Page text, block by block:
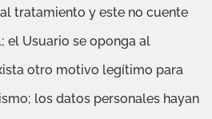
tratamiento y este no cuente
el Usuario se oponga al
otro motivo legítimo para
los datos personales hayan